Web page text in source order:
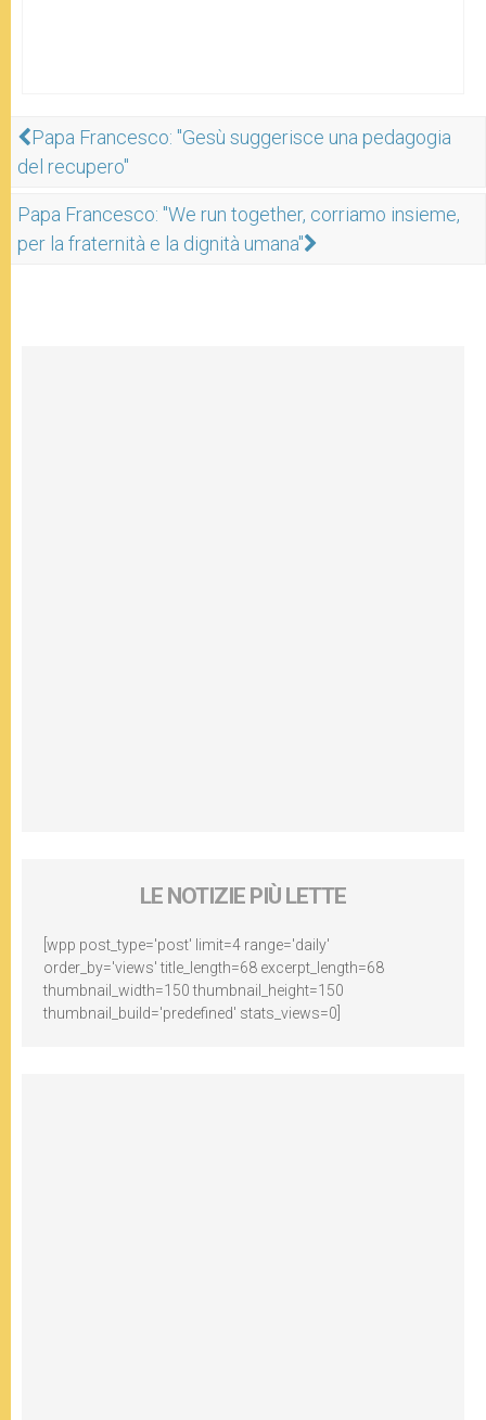
Papa Francesco: "Gesù suggerisce una pedagogia
del recupero"
Papa Francesco: "We run together, corriamo insieme,
per la fraternità e la dignità umana"
LE NOTIZIE PIÙ LETTE
[wpp post_type='post' limit=4 range='daily'
order_by='views' title_length=68 excerpt_length=68
thumbnail_width=150 thumbnail_height=150
thumbnail_build='predefined' stats_views=0]